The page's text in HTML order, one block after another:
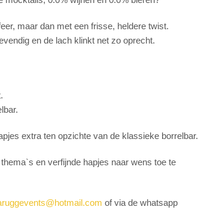
maar dan met een frisse, heldere twist.
en de lach klinkt net zo oprecht.
extra ten opzichte van de klassieke borrelbar.
en verfijnde hapjes naar wens toe te
of via de whatsapp